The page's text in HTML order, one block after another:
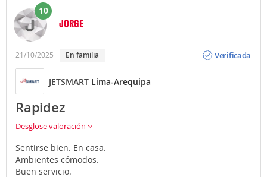
10
JORGE
21/10/2025 en familia
Verificada
JETSMART Lima-Arequipa
Rapidez
Desglose valoración
Sentirse bien. En casa.
Ambientes cómodos.
Buen servicio.